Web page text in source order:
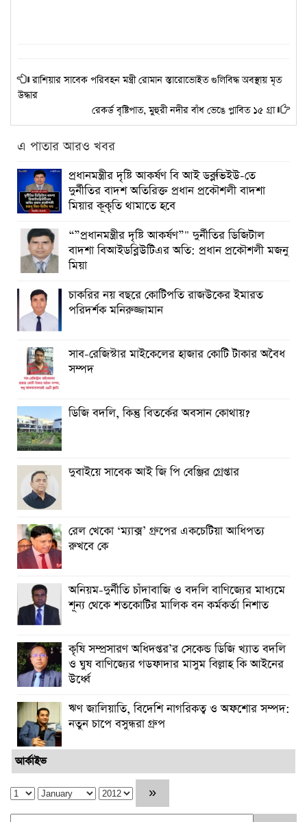
রাশিয়ার সাবেক পরিবহন মন্ত্রী রোমান স্তারোভোইত গুলিবিদ্ধ অবস্থায় মৃত
উদ্ধার
রেকর্ড বৃষ্টিপাত, মুহুরী নদীর বাঁধ ভেঙে প্লাবিত ১৫ গ্রা
এ পাতার আরও খবর
প্রধানমন্ত্রীর দৃষ্টি আকর্ষণ বি আই ডব্লুভিইউ-তে
দুর্নীতির বাদশ অতিরিক্ত প্রধান প্রকৌশলী বাদশা
মিয়ার কূকৃতি থামাতে হবে
“”প্রধানমন্ত্রীর দৃষ্টি আকর্ষণ”" দুর্নীতির ডিজিটাল
বাদশা বিআইডব্লিউটিএর অতি: প্রধান প্রকৌশলী মজনু
মিয়া
চাকরির নয় বছরে কোটিপতি রাজউকের ইমারত
পরিদর্শক মনিরুজ্জামান
সাব-রেজিস্টার মাইকেলের হাজার কোটি টাকার অবৈধ
সম্পদ
ডিজি বদলি, কিন্তু বিতর্কের অবসান কোথায়?
দুবাইয়ে সাবেক আই জি পি বেঞ্জির গ্রেপ্তার
রেল খেকো ‘ম্যাক্স’ গ্রুপের একচেটিয়া আধিপত্য
রুখবে কে
অনিয়ম-দুর্নীতি চাঁদাবাজি ও বদলি বাণিজ্যের মাধ্যমে
শূন্য থেকে শতকোটির মালিক বন কর্মকর্তা নিশাত
কৃষি সম্প্রসারণ অধিদপ্তর’র সেকেন্ড ডিজি খ্যাত বদলি
ও ঘুষ বাণিজ্যের গডফাদার মাসুম বিল্লাহ কি আইনের
উর্ধ্বে
ঋণ জালিয়াতি, বিদেশি নাগরিকত্ব ও অফশোর সম্পদ:
নতুন চাপে বসুন্ধরা গ্রুপ
আর্কাইভ